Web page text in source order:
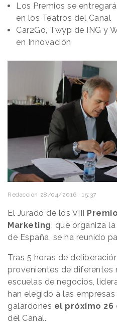
Los Premios se
en los Teatros del Canal
Car2Go, Twyp de ING y
en Innovación
Redacción 28/04/2016 · 15:37
El Jurado de los VIII
Marketing, que organiza
de España, se ha reunido
Tras 5 horas de
provenientes de diferentes
escuelas de negocios,
han elegido a las
galardones el próximo 26
del Canal.